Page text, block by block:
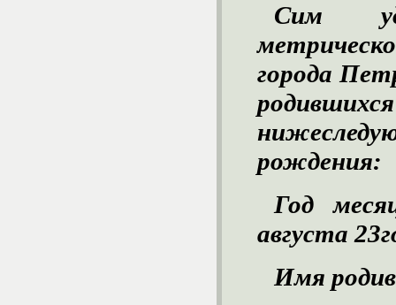
Сим
города
рождения:
Год
августа 23
Имя